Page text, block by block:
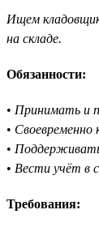
Ищем
на складе.
Обязанности:
• Принимать и
• Своевременно
•
• Вести учёт в
Требования: